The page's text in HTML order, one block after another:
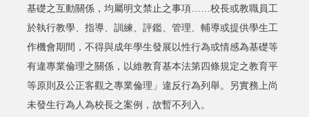
基礎之互動關係，均屬明文禁止之事項……校長或教職員工
於執行教學、指導、訓練、評鑑、管理、輔導或提供學生工
作機會期間，不得與成年學生發展以性行為或情感為基礎等
有違專業倫理之關係，以維教育基本法第四條規定之教育平
等原則及公正客觀之專業倫理」違反行為列舉。另實務上尚
未發生行為人為校長之案例，故暫不列入。